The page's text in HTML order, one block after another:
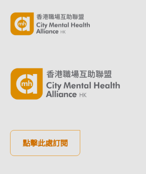
點擊此處訂閱